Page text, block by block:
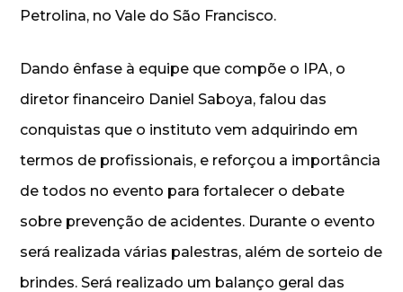
Petrolina, no Vale do São Francisco.
Dando ênfase à equipe que compõe o IPA, o
diretor financeiro Daniel Saboya, falou das
conquistas que o instituto vem adquirindo em
termos de profissionais, e reforçou a importância
de todos no evento para fortalecer o debate
sobre prevenção de acidentes. Durante o evento
será realizada várias palestras, além de sorteio de
brindes. Será realizado um balanço geral das